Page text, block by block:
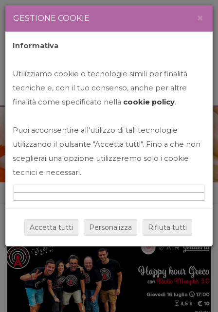
News&Events
Home News&events
GESTIONE COOKIE ×
Informativa
Utilizziamo cookie o tecnologie simili per finalità
tecniche e, con il tuo consenso, anche per altre
finalità come specificato nella cookie policy.
Puoi acconsentire all'utilizzo di tali tecnologie
utilizzando il pulsante "Accetta tutti". Fino a che non
sceglierai una opzione utilizzeremo solo i cookie
tecnici e necessari.
Accetta tutti Personalizza Rifiuta tutti